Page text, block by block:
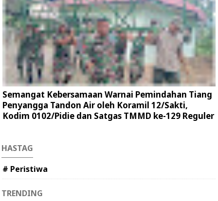
Semangat Kebersamaan Warnai Pemindahan Tiang
Penyangga Tandon Air oleh Koramil 12/Sakti,
Kodim 0102/Pidie dan Satgas TMMD ke-129 Reguler
HASTAG
# Peristiwa
TRENDING